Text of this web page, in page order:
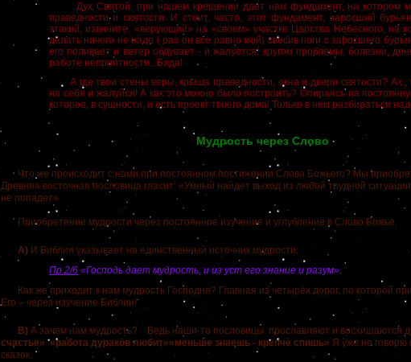
Дух Святой, при нашем крещении дает нам фундамент, на котором
праведности и святости. И стоит, часто, этот фундамент, заросший
этакий, извините, «верующий» на «своем» участке Царства Небесного, на
делать ничего не надо ( раз он все равно мой) свесив ноги с заросшего
его поливает и ветер обдувает - и жалуется: кругом проблемы, болезни,
работе неприятности . Бяда!
А где твои стены веры, крыша праведности, окна и двери святости? Ах.,
на себя и жалуйся! А как это можно было построить? Опираясь на
которое, в сущности, и есть проект твоего дома! Только в нем разбираться
Мудрость через Слово
Что же происходит с нами при постоянном постижении Слова Божьего? Мы
Древняя восточная пословица гласит: «Умный найдет выход из любой трудной
не попадет»
Приобретение мудрости через постоянное изучение и углубление в Слово Божье.
А) И Библия указывает на единственный источник мудрости:
Пр.2/6 «Господь дает мудрость, и из уст его знание и разум».
Как же приходит к нам мудрость Господня? Главная из четырёх дорог, по которой
Его – через изучение Библии!
В) А зачем нам мудрость? Ведь наши-то пословицы прославляют и восхищаются
счастье» «работа дураков любит»«меньше знаешь - крепче спишь» Я уже не
сказок.